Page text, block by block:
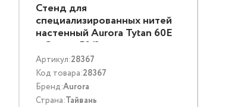
Стенд для
специализированных нитей
настенный Aurora Tytan 60E
и Cotton 50/3
Артикул:28367
Код товара:28367
Бренд:Aurora
Страна:Тайвань